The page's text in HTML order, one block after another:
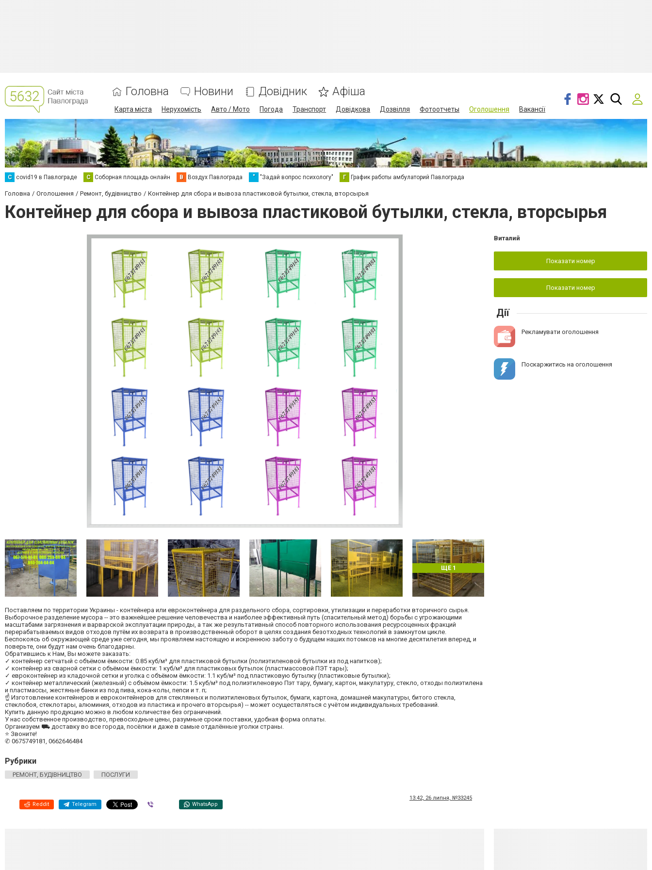
Головна Новини Довідник Афіша
Карта міста Нерухомість Авто / Мото Погода Транспорт Довідкова Дозвілля Фотоотчеты Оголошення Вакансії
C covid19 в Павлограде С Соборная площадь онлайн В Воздух Павлограда " "Задай вопрос психологу" Г График работы амбулаторий Павлограда
Головна Оголошення Ремонт, будівництво Контейнер для сбора и вывоза пластиковой бутылки, стекла, вторсырья
Контейнер для сбора и вывоза пластиковой бутылки, стекла, вторсырья
ЩЕ 1
Поставляем по территории Украины - контейнера или евроконтейнера для раздельного сбора, сортировки, утилизации и переработки вторичного сырья.
Выборочное разделение мусора -- это важнейшее решение человечества и наиболее эффективный путь (спасительный метод) борьбы с угрожающими
масштабами загрязнения и варварской эксплуатации природы, а так же результативный способ повторного использования ресурсоценных фракций
перерабатываемых видов отходов путём их возврата в производственный оборот в целях создания безотходных технологий в замкнутом цикле.
Беспокоясь об окружающей среде уже сегодня, мы проявляем настоящую и искреннюю заботу о будущем наших потомков на многие десятилетия вперед, и
поверьте, они будут нам очень благодарны.
Обратившись к Нам, Вы можете заказать:
✓ контейнер сетчатый с объёмом ёмкости: 0.85 куб/м³ для пластиковой бутылки (полиэтиленовой бутылки из под напитков);
✓ контейнер из сварной сетки с объёмом ёмкости: 1 куб/м³ для пластиковых бутылок (пластмассовой ПЭТ тары);
✓ евроконтейнер из кладочной сетки и уголка с объёмом ёмкости: 1.1 куб/м³ под пластиковую бутылку (пластиковые бутылки);
✓ контейнер металлический (железный) с объёмом ёмкости: 1.5 куб/м³ под полиэтиленовую Пэт тару, бумагу, картон, макулатуру, стекло, отходы полиэтилена
и пластмассы, жестяные банки из под пива, кока-колы, пепси и т. п;
☝ Изготовление контейнеров и евроконтейнеров для стеклянных и полиэтиленовых бутылок, бумаги, картона, домашней макулатуры, битого стекла,
стеклобоя, стеклотары, алюминия, отходов из пластика и прочего вторсырья) -- может осуществляться с учётом индивидуальных требований.
Купить данную продукцию можно в любом количестве без ограничений.
У нас собственное производство, превосходные цены, разумные сроки поставки, удобная форма оплаты.
Организуем ⛟ доставку во все города, посёлки и даже в самые отдалённые уголки страны.
⭐ Звоните!
✆ 0675749181, 0662646484
Рубрики
РЕМОНТ, БУДІВНИЦТВО ПОСЛУГИ
Reddit Telegram WhatsApp
13:42, 26 липня, №33245
Виталий
Показати номер
Показати номер
Дії
Рекламувати оголошення
Поскаржитись на оголошення